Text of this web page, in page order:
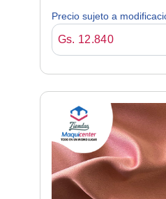
Precio sujeto a
Gs. 12.840